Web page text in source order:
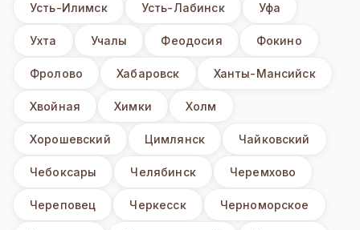
Усть-Илимск Усть-Лабинск Уфа
Ухта Учалы Феодосия Фокино
Фролово Хабаровск Ханты-Мансийск
Хвойная Химки Холм
Хорошевский Цимлянск Чайковский
Чебоксары Челябинск Черемхово
Череповец Черкесск Черноморское